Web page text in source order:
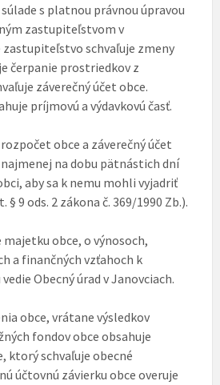
s platnou právnou úpravou
zastupiteľstvom v
zastupiteľstvo schvaľuje zmeny
čerpanie prostriedkov z
záverečný účet obce.
príjmovú a výdavkovú časť.
obce a záverečný účet
na dobu pätnástich dní
aby sa k nemu mohli vyjadriť
9 ods. 2 zákona č. 369/1990 Zb.).
obce, o výnosoch,
a finančných vzťahoch k
Obecný úrad v Janovciach.
obce, vrátane výsledkov
fondov obce obsahuje
ktorý schvaľuje obecné
účtovnú závierku obce overuje